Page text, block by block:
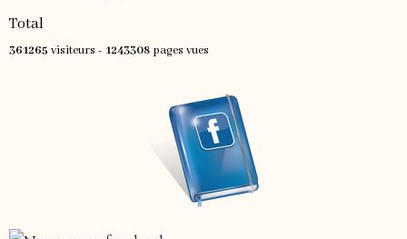
Total
361265 visiteurs - 1243308 pages vues